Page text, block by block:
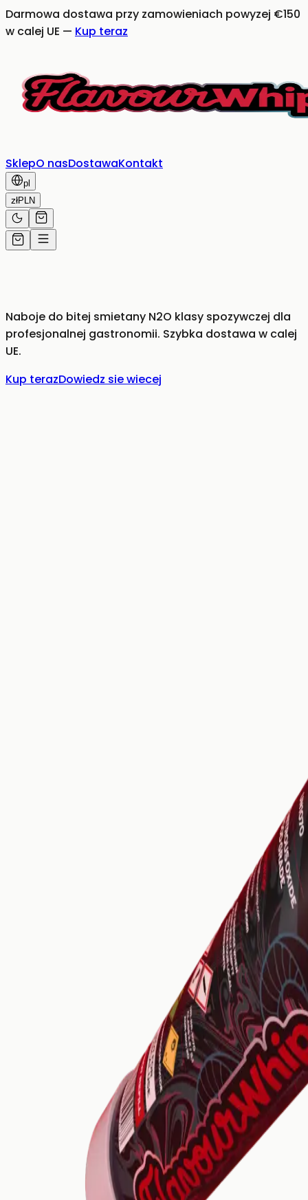
Darmowa dostawa przy zamowieniach powyzej €150
w calej UE — Kup teraz
SklepO nasDostawaKontakt
pl
złPLN
Naboje do bitej smietany N2O klasy spozywczej dla
profesjonalnej gastronomii. Szybka dostawa w calej
UE.
Kup terazDowiedz sie wiecej